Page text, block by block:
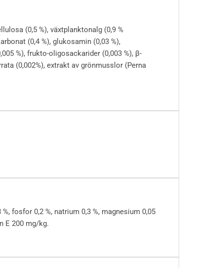
(0,5 %), växtplanktonalg (0,9 %
(0,4 %), glukosamin (0,03 %),
%), frukto-oligosackarider (0,003 %), β-
(0,002%), extrakt av grönmusslor (Perna
fosfor 0,2 %, natrium 0,3 %, magnesium 0,05
E 200 mg/kg.